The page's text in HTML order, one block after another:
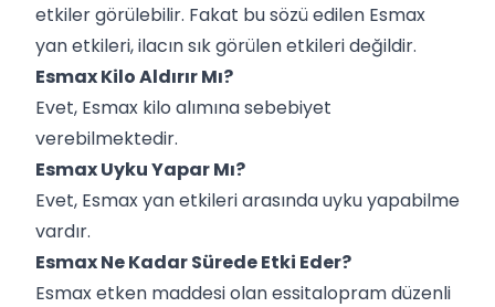
etkiler görülebilir. Fakat bu sözü edilen Esmax
yan etkileri, ilacın sık görülen etkileri değildir.
Esmax Kilo Aldırır Mı?
Evet, Esmax kilo alımına sebebiyet
verebilmektedir.
Esmax Uyku Yapar Mı?
Evet, Esmax yan etkileri arasında uyku yapabilme
vardır.
Esmax Ne Kadar Sürede Etki Eder?
Esmax etken maddesi olan essitalopram düzenli